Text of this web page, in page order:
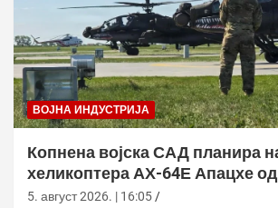
ВОЈНА ИНДУСТРИЈА
Копнена војска САД планира
хеликоптера АХ-64Е Апацхе
5. август 2026. | 16:05